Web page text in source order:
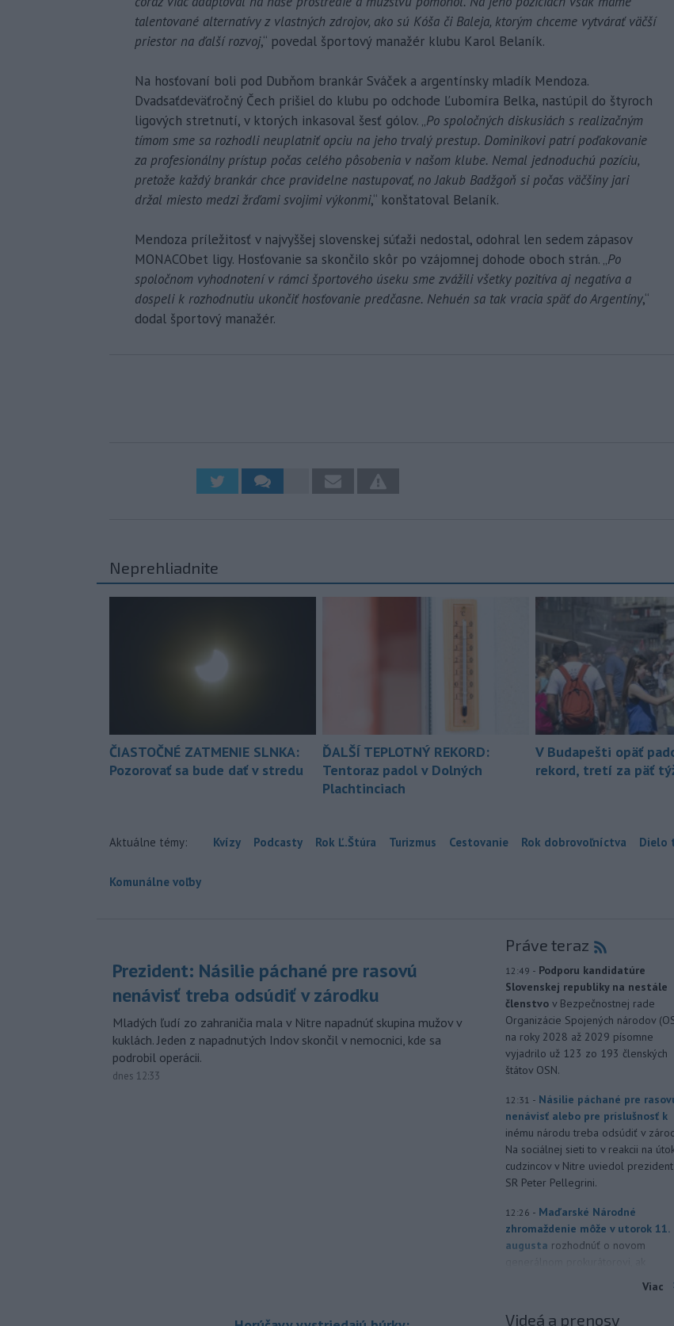
talentované alternatívy z vlastných zdrojov, ako sú Kóša či Baleja, ktorým chceme vytvárať väčší
priestor na ďalší rozvoj,“ povedal športový manažér klubu Karol Belaník.
Na hosťovaní boli pod Dubňom brankár Sváček a argentínsky mladík Mendoza.
Dvadsaťdeväťročný Čech prišiel do klubu po odchode Ľubomíra Belka, nastúpil do štyroch
ligových stretnutí, v ktorých inkasoval šesť gólov. „Po spoločných diskusiách s realizačným
tímom sme sa rozhodli neuplatniť opciu na jeho trvalý prestup. Dominikovi patrí poďakovanie
za profesionálny prístup počas celého pôsobenia v našom klube. Nemal jednoduchú pozíciu,
pretože každý brankár chce pravidelne nastupovať, no Jakub Badžgoň si počas väčšiny jari
držal miesto medzi žrďami svojimi výkonmi,“ konštatoval Belaník.
Mendoza príležitosť v najvyššej slovenskej súťaži nedostal, odohral len sedem zápasov
MONACObet ligy. Hosťovanie sa skončilo skôr po vzájomnej dohode oboch strán. „Po
spoločnom vyhodnotení v rámci športového úseku sme zvážili všetky pozitíva aj negatíva a
dospeli k rozhodnutiu ukončiť hosťovanie predčasne. Nehuén sa tak vracia späť do Argentíny,“
dodal športový manažér.
Neprehliadnite
ČIASTOČNÉ ZATMENIE SLNKA:
Pozorovať sa bude dať v stredu
ĎALŠÍ TEPLOTNÝ REKORD:
Tentoraz padol v Dolných
Plachtinciach
V Budapešti opäť
rekord, tretí za päť
Aktuálne témy: Kvízy Podcasty Rok Ľ.Štúra Turizmus Cestovanie Rok dobrovoľníctva Dielo
Komunálne voľby
Prezident: Násilie páchané pre rasovú
nenávisť treba odsúdiť v zárodku
Mladých ľudí zo zahraničia mala v Nitre napadnúť skupina mužov v
kuklách. Jeden z napadnutých Indov skončil v nemocnici, kde sa
podrobil operácii.
dnes 12:33
Práve teraz
12:49 - Podporu kandidatúre
Slovenskej republiky na nestále
členstvo v Bezpečnostnej rade
Organizácie Spojených národov
na roky 2028 až 2029 písomne
vyjadrilo už 123 zo 193 členských
štátov OSN.
12:31 - Násilie páchané pre
nenávisť alebo pre príslušnosť k
inému národu treba odsúdiť v
Na sociálnej sieti to v reakcii na
cudzincov v Nitre uviedol prezident
SR Peter Pellegrini.
12:26 - Maďarské Národné
zhromaždenie môže v utorok 11.
augusta rozhodnúť o novom
šesťmesačnej výpovednej lehoty.
Viac
Videá a prenosy